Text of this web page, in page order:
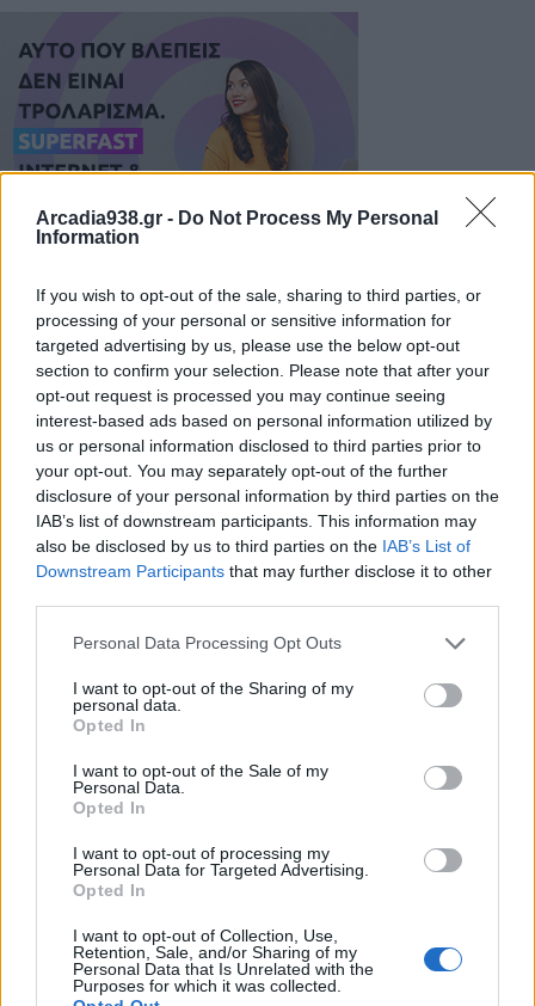
Arcadia938.gr - Do Not Process My Personal
Information
If you wish to opt-out of the sale, sharing to third parties, or
processing of your personal or sensitive information for
targeted advertising by us, please use the below opt-out
section to confirm your selection. Please note that after your
opt-out request is processed you may continue seeing
interest-based ads based on personal information utilized by
us or personal information disclosed to third parties prior to
your opt-out. You may separately opt-out of the further
disclosure of your personal information by third parties on the
IAB’s list of downstream participants. This information may
also be disclosed by us to third parties on the IAB’s List of
Downstream Participants that may further disclose it to other
Personal Data Processing Opt Outs
I want to opt-out of the Sharing of my
personal data.
Opted In
I want to opt-out of the Sale of my
Personal Data.
Opted In
I want to opt-out of processing my
Personal Data for Targeted Advertising.
Opted In
I want to opt-out of Collection, Use,
Retention, Sale, and/or Sharing of my
Personal Data that Is Unrelated with the
Purposes for which it was collected.
Μεθαύριο Τετάρτη (07-01-26)
α. Στα νησιά του Ιονίου (κυρίως περιοχή Κέρκυρας,
Λευκάδας, Κεφαλληνίας)
β. Στην Ήπειρο (κυρίως περιφερειακή ενότητα
Θεσπρωτίας, Πρεβέζης, Ιωαννίνων, Άρτας)
γ. Στη δυτική Στερεά (κυρίως περιφερειακή ενότητα
Αιτωλίας και Ακαρνανίας)
δ. Στη δυτική και νότια Πελοπόννησο από τις
(πορτοκαλί προειδοποίηση)
ε. Στην ανατολική Μακεδονία και τη Θράκη μέχρι
αργά τη νύχτα (πορτοκαλί προειδοποίηση)
Τα ισχυρά φαινόμενα από τις πρωινές ώρες της
Πέμπτης (08-01-26) αναμένεται βαθμιαία να
εξασθενήσουν, ωστόσο προβλέπεται διατήρηση
της κακοκαιρίας στις περισσότερες περιοχές της
χαρακτηριστικά.